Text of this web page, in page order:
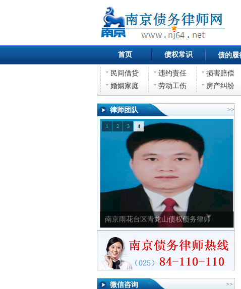
首页 债权常识 债的履
民间借贷 违约责任 损害赔偿
婚姻家庭
劳动工伤 房产纠纷
律师团队 >>
南京雨花台区青龙山债权债务律师
1 2 3 4
微信咨询 >>